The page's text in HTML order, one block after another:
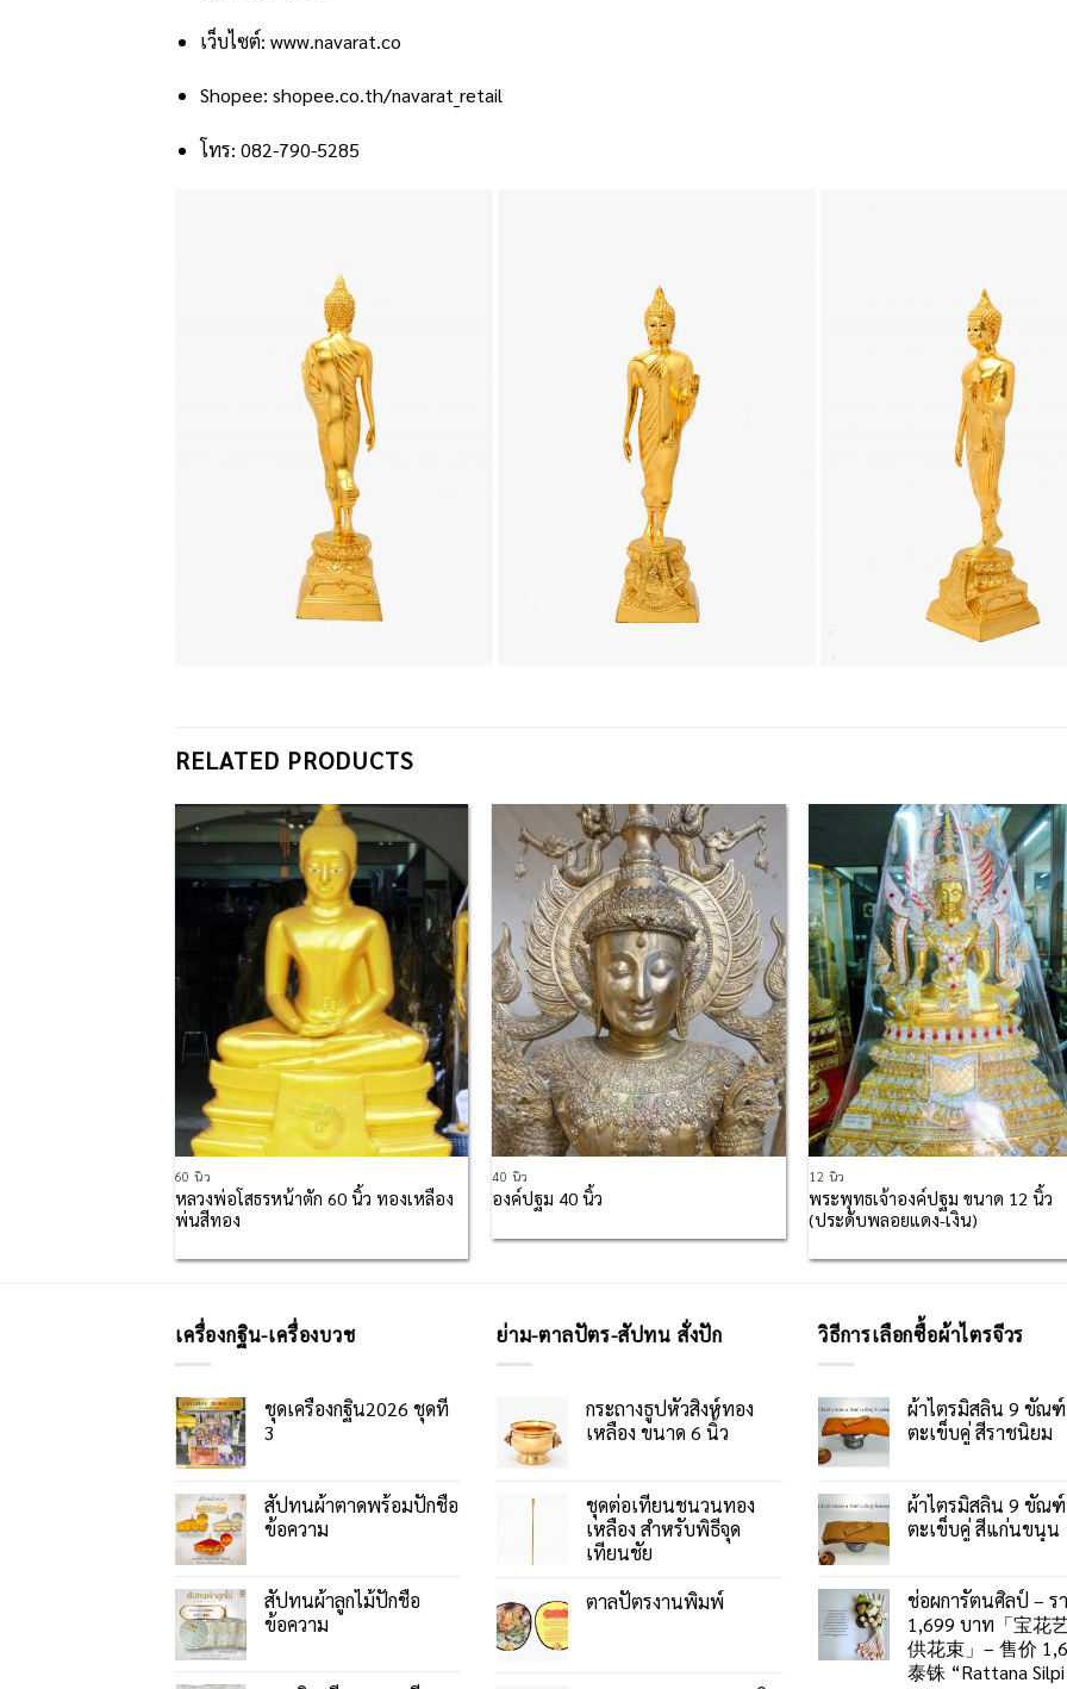
เว็บไซต์: www.navarat.co
Shopee: shopee.co.th/navarat_retail
โทร: 082-790-5285
RELATED PRODUCTS
Add to
Wishlist
60 นิ้ว
หลวงพ่อโสธรหน้าตัก 60 นิ้ว ทองเหลือง
พ่นสีทอง
Add to
Wishlist
40 นิ้ว
องค์ปฐม 40 นิ้ว
Add
12 นิ้ว
พระพุทธเจ้าองค์ปฐม ขนาด 12 นิ้ว
(ประดับพลอยแดง-เงิน)
เครื่องกฐิน-เครื่องบวช
ชุดเครื่องกฐิน2026 ชุดที่
3
สัปทนผ้าตาดพร้อมปักชื่อ
ข้อความ
สัปทนผ้าลูกไม้ปักชื่อ
ข้อความ
ย่าม-ตาลปัตร-สัปทน สั่งปัก
กระถางธูปหัวสิงห์ทอง
เหลือง ขนาด 6 นิ้ว
ชุดต่อเทียนชนวนทอง
เหลือง สำหรับพิธีจุด
เทียนชัย
ตาลปัตรงานพิมพ์
วิธีการเลือกซื้อผ้าไตรจีวร
ผ้าไตรมิสลิน 9 ขัณฑ์
ตะเข็บคู่ สีราชนิยม
ผ้าไตรมิสลิน 9 ขัณฑ์
ตะเข็บคู่ สีแก่นขนุน
ช่อผการัตนศิลป์ – ร
1,699 บาท「宝花
供花束」– 售价
泰铢 “Rattana Silpi